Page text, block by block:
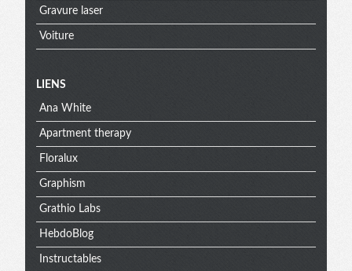
Gravure laser
Voiture
Menu
extra
LIENS
Ana White
Apartment therapy
Floralux
Graphism
Grathio Labs
HebdoBlog
Instructables